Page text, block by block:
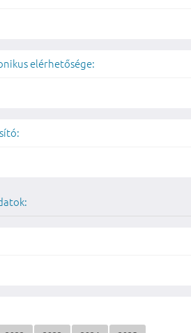
elérhetősége: